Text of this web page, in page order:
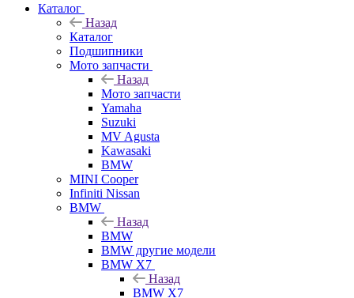
Каталог
Назад
Каталог
Подшипники
Мото запчасти
Назад
Мото запчасти
Yamaha
Suzuki
MV Agusta
Kawasaki
BMW
MINI Cooper
Infiniti Nissan
BMW
Назад
BMW
BMW другие модели
BMW X7
Назад
BMW X7